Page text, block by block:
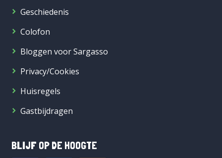
Geschiedenis
Colofon
Bloggen voor Sargasso
Privacy/Cookies
Huisregels
Gastbijdragen
BLIJF OP DE HOOGTE